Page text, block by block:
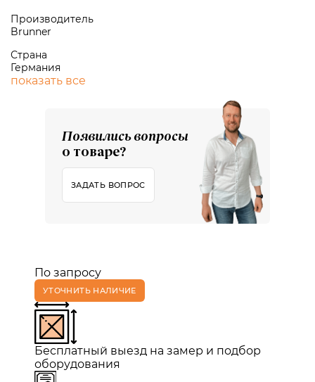
Производитель
Brunner
Страна
Германия
показать все
Появились вопросы
о товаре?
ЗАДАТЬ ВОПРОС
По запросу
УТОЧНИТЬ НАЛИЧИЕ
Бесплатный выезд на замер и подбор
оборудования